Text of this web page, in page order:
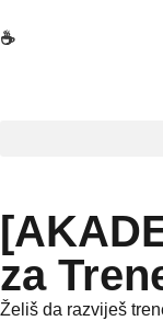
☕
za
Želiš da razviješ